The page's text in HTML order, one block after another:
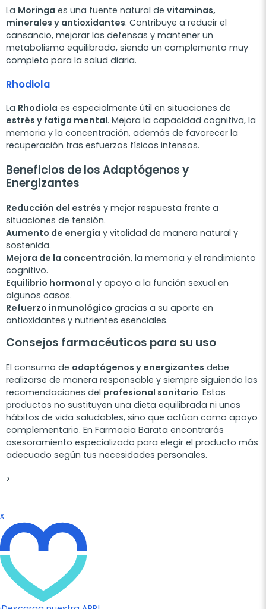
La Moringa es una fuente natural de vitaminas,
minerales y antioxidantes. Contribuye a reducir el
cansancio, mejorar las defensas y mantener un
metabolismo equilibrado, siendo un complemento muy
completo para la salud diaria.
Rhodiola
La Rhodiola es especialmente útil en situaciones de
estrés y fatiga mental. Mejora la capacidad cognitiva, la
memoria y la concentración, además de favorecer la
recuperación tras esfuerzos físicos intensos.
Beneficios de los Adaptógenos y
Energizantes
Reducción del estrés y mejor respuesta frente a
situaciones de tensión.
Aumento de energía y vitalidad de manera natural y
sostenida.
Mejora de la concentración, la memoria y el rendimiento
cognitivo.
Equilibrio hormonal y apoyo a la función sexual en
algunos casos.
Refuerzo inmunológico gracias a su aporte en
antioxidantes y nutrientes esenciales.
Consejos farmacéuticos para su uso
El consumo de adaptógenos y energizantes debe
realizarse de manera responsable y siempre siguiendo las
recomendaciones del profesional sanitario. Estos
productos no sustituyen una dieta equilibrada ni unos
hábitos de vida saludables, sino que actúan como apoyo
complementario. En Farmacia Barata encontrarás
asesoramiento especializado para elegir el producto más
adecuado según tus necesidades personales.
>
x